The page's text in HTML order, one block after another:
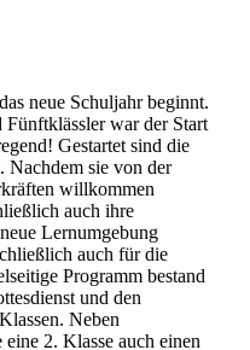
neue Schuljahr beginnt.
Fünftklässler war der Start
Gestartet sind die
Nachdem sie von der
willkommen
auch ihre
Lernumgebung
auch für die
Programm bestand
und den
Neben
2. Klasse auch einen